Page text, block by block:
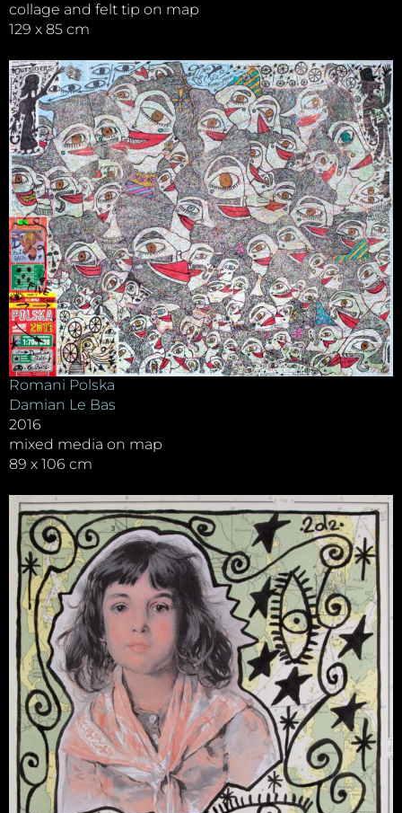
collage and felt tip on map
129 x 85 cm
Romani Polska
Damian Le Bas
2016
mixed media on map
89 x 106 cm